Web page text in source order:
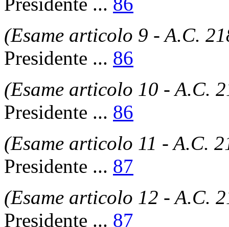
(Esame articolo 9 - A.C.
Presidente ... 86
(Esame articolo 10 - A.C.
Presidente ... 86
(Esame articolo 11 - A.C.
Presidente ... 87
(Esame articolo 12 - A.C.
Presidente ... 87